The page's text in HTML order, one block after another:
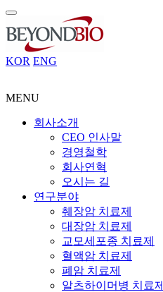
KOR ENG
MENU
회사소개
CEO 인사말
경영철학
회사연혁
오시는 길
연구분야
췌장암 치료제
대장암 치료제
교모세포종 치료제
혈액암 치료제
폐암 치료제
알츠하이머병 치료제